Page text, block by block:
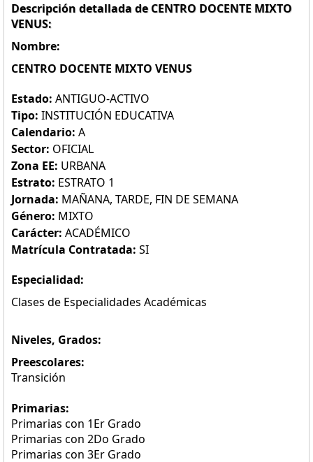
Descripción detallada de CENTRO DOCENTE MIXTO
VENUS:
Nombre:
CENTRO DOCENTE MIXTO VENUS
Estado: ANTIGUO-ACTIVO
Tipo: INSTITUCIÓN EDUCATIVA
Calendario: A
Sector: OFICIAL
Zona EE: URBANA
Estrato: ESTRATO 1
Jornada: MAÑANA, TARDE, FIN DE SEMANA
Género: MIXTO
Carácter: ACADÉMICO
Matrícula Contratada: SI
Especialidad:
Clases de Especialidades Académicas
Niveles, Grados:
Preescolares:
Transición
Primarias:
Primarias con 1Er Grado
Primarias con 2Do Grado
Primarias con 3Er Grado